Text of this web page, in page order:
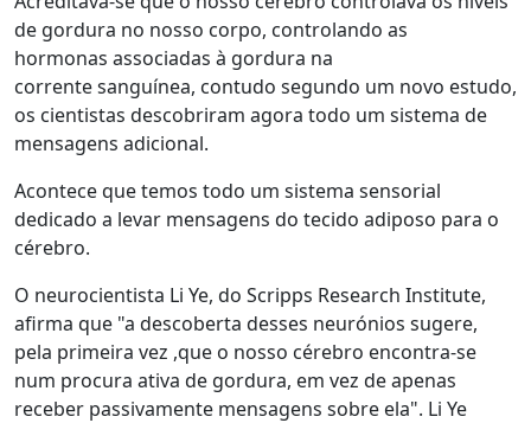
de gordura no nosso corpo, controlando as
hormonas associadas à gordura na
corrente sanguínea, contudo segundo um novo estudo,
os cientistas descobriram agora todo um sistema de
mensagens adicional.
Acontece que temos todo um sistema sensorial
dedicado a levar mensagens do tecido adiposo para o
cérebro.
O neurocientista Li Ye, do Scripps Research Institute,
afirma que "a descoberta desses neurónios sugere,
pela primeira vez ,que o nosso cérebro encontra-se
num procura ativa de gordura, em vez de apenas
receber passivamente mensagens sobre ela". Li Ye